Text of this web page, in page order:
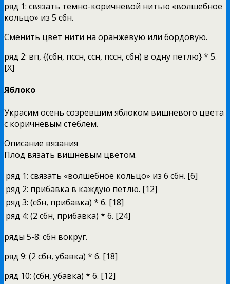
ряд 1: связать темно-коричневой нитью «волшебное
кольцо» из 5 сбн.
Сменить цвет нити на оранжевую или бордовую.
ряд 2: вп, {(сбн, пссн, ссн, пссн, сбн) в одну петлю} * 5.
[X]
Яблоко
Украсим осень созревшим яблоком вишневого цвета
с коричневым стеблем.
Описание вязания
Плод вязать вишневым цветом.
ряд 1: связать «волшебное кольцо» из 6 сбн. [6]
ряд 2: прибавка в каждую петлю. [12]
ряд 3: (сбн, прибавка) * 6. [18]
ряд 4: (2 сбн, прибавка) * 6. [24]
ряды 5-8: сбн вокруг.
ряд 9: (2 сбн, убавка) * 6. [18]
ряд 10: (сбн, убавка) * 6. [12]